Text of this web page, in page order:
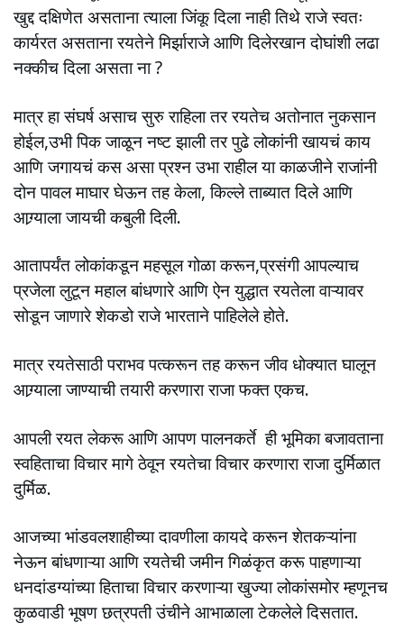
खुद्द दक्षिणेत असताना त्याला जिंकू दिला नाही तिथे राजे स्वतः
कार्यरत असताना रयतेने मिर्झाराजे आणि दिलेरखान दोघांशी लढा
नक्कीच दिला असता ना ?
मात्र हा संघर्ष असाच सुरु राहिला तर रयतेच अतोनात नुकसान
होईल,उभी पिक जाळून नष्ट झाली तर पुढे लोकांनी खायचं काय
आणि जगायचं कस असा प्रश्न उभा राहील या काळजीने राजांनी
दोन पावल माघार घेऊन तह केला, किल्ले ताब्यात दिले आणि
आग्र्याला जायची कबुली दिली.
आतापर्यंत लोकांकडून महसूल गोळा करून,प्रसंगी आपल्याच
प्रजेला लुटून महाल बांधणारे आणि ऐन युद्धात रयतेला वाऱ्यावर
सोडून जाणारे शेकडो राजे भारताने पाहिलेले होते.
मात्र रयतेसाठी पराभव पत्करून तह करून जीव धोक्यात घालून
आग्र्याला जाण्याची तयारी करणारा राजा फक्त एकच.
आपली रयत लेकरू आणि आपण पालनकर्ते ही भूमिका बजावताना
स्वहिताचा विचार मागे ठेवून रयतेचा विचार करणारा राजा दुर्मिळात
दुर्मिळ.
आजच्या भांडवलशाहीच्या दावणीला कायदे करून शेतकऱ्यांना
नेऊन बांधणाऱ्या आणि रयतेची जमीन गिळंकृत करू पाहणाऱ्या
धनदांडग्यांच्या हिताचा विचार करणाऱ्या खुज्या लोकांसमोर म्हणूनच
कुळवाडी भूषण छत्रपती उंचीने आभाळाला टेकलेले दिसतात.